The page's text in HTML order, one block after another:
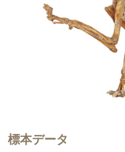
標本データ